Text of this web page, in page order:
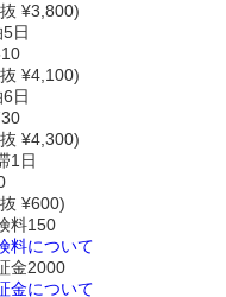
¥3,800)
日
¥4,100)
日
¥4,300)
1日
¥600)
料150
料について
金2000
金について